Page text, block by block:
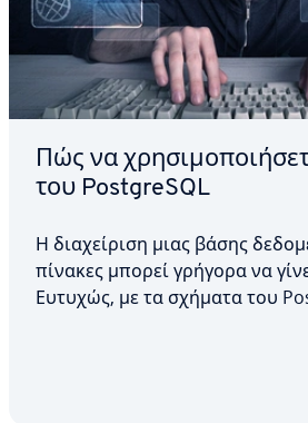
Πώς να
του PostgreSQL
Η διαχείριση μιας βάσης
πίνακες μπορεί γρήγορα να
Ευτυχώς, με τα σχήματα του